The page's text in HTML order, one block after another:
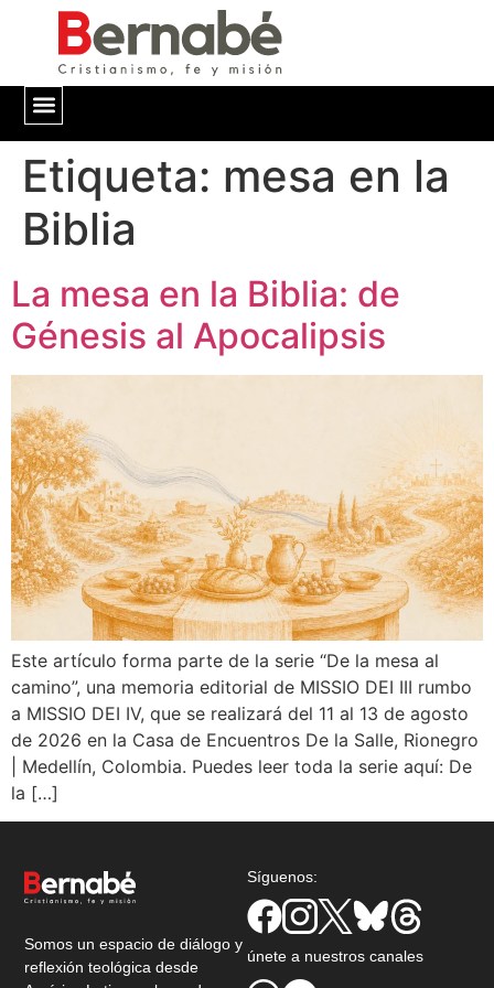
Etiqueta: mesa en la
Biblia
La mesa en la Biblia: de
Génesis al Apocalipsis
Este artículo forma parte de la serie “De la mesa al
camino”, una memoria editorial de MISSIO DEI III rumbo
a MISSIO DEI IV, que se realizará del 11 al 13 de agosto
de 2026 en la Casa de Encuentros De la Salle, Rionegro
| Medellín, Colombia. Puedes leer toda la serie aquí: De
la […]
Somos un espacio de diálogo y
reflexión teológica desde
Síguenos:
únete a nuestros canales